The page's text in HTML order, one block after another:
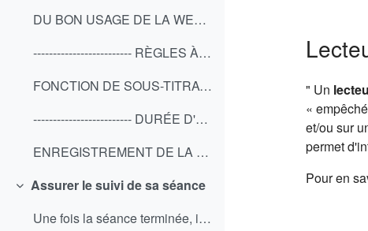
DU BON USAGE DE LA WEBCAM * ACTIVEZ VOTRE WEBCAM. ...
------------------------- RÈGLES À ADOPTER POUR UN...
FONCTION DE SOUS-TITRAGE * Certains outils de visi...
------------------------- DURÉE D'UNE SESSION * En...
ENREGISTREMENT DE LA SESSION * Gardez une trace de...
Replier
Assurer le suivi de sa séance
Une fois la séance terminée, il est important de p...
" Un
«
et/ou sur
permet
Pour en